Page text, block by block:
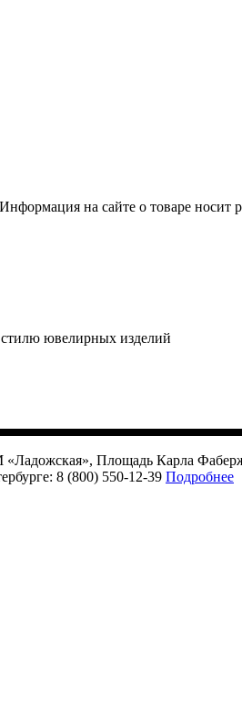
на сайте о товаре носит
стилю ювелирных изделий
«Ладожская», Площадь Карла
8 (800) 550-12-39 Подробнее